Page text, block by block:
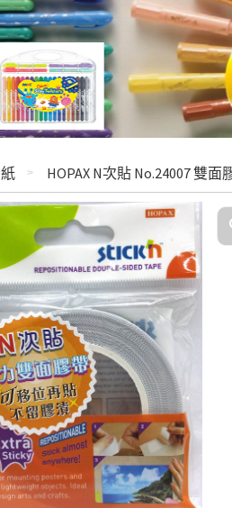
HOPAX N次貼 No.24007 雙面